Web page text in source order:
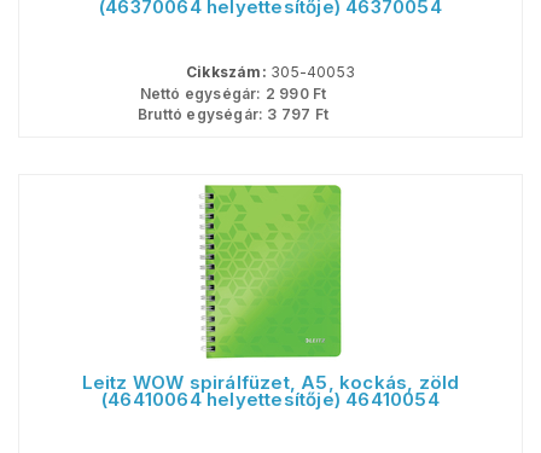
(46370064 helyettesítője) 46370054
Cikkszám: 305-40053
Nettó egységár: 2 990Ft
Bruttó egységár: 3 797 Ft
Leitz WOW spirálfüzet, A5, kockás, zöld
(46410064 helyettesítője) 46410054